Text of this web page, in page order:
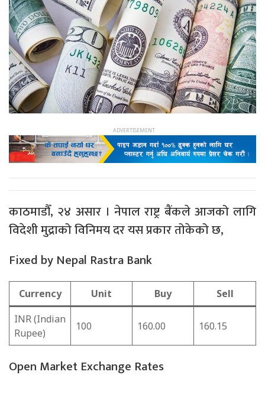
काठमाडौँ, २४ असार । नेपाल राष्ट्र बैंकले आजको लागि
विदेशी मुद्राको विनिमय दर यस प्रकार तोकेको छ,
Fixed by Nepal Rastra Bank
Currency Unit Buy
Sell
INR (Indian
Rupee)
100 160.00 160.15
Open Market Exchange Rates